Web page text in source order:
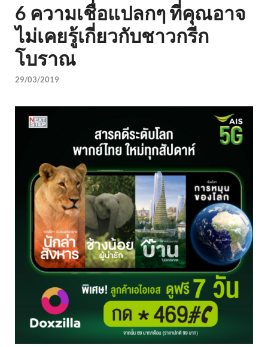
6 ความเชื่อแปลกๆ ที่คุณอาจ
ไม่เคยรู้เกี่ยวกับชาวกรีก
โบราณ
29/03/2019